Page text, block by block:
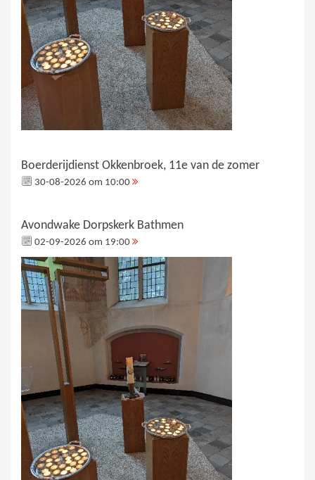
Boerderijdienst Okkenbroek, 11e van de zomer
30-08-2026 om 10:00
Avondwake Dorpskerk Bathmen
02-09-2026 om 19:00